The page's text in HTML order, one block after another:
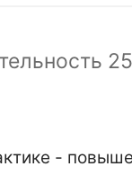
-